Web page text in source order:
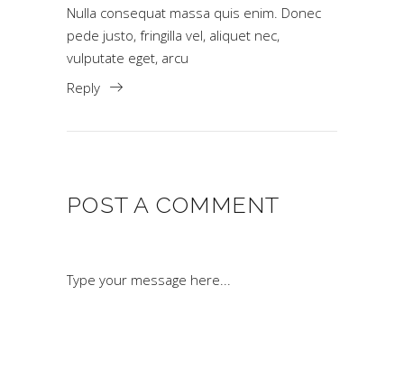
Nulla consequat massa quis enim. Donec
pede justo, fringilla vel, aliquet nec,
vulputate eget, arcu
Reply
POST A COMMENT